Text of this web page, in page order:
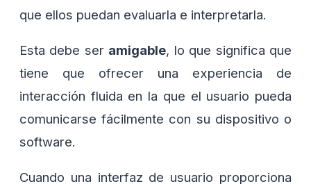
que ellos puedan evaluarla e interpretarla.
Esta debe ser amigable, lo que significa que
tiene que ofrecer una experiencia de
interacción fluida en la que el usuario pueda
comunicarse fácilmente con su dispositivo o
software.
Cuando una interfaz de usuario proporciona